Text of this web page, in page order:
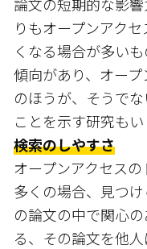
りもオープンアク
くなる場合が多い
傾向があり、オー
のほうが、そうで
ことを示す研究もい
検索のしやすさ
オープンアクセスの
多くの場合、見つ
の論文の中で関心
る、その論文を他